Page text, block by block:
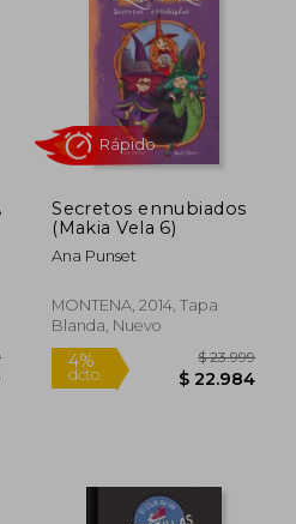
Secretos ennubiados
(Makia Vela 6)
Ana Punset
MONTENA, 2014, Tapa
Blanda, Nuevo